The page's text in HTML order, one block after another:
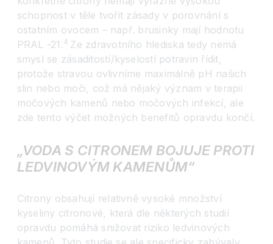
schopnost v těle tvořit zásady v porovnání s
ostatním ovocem – např. brusinky mají hodnotu
PRAL -21.4 Ze zdravotního hlediska tedy nemá
smysl se zásaditostí/kyselostí potravin řídit,
protože stravou ovlivníme maximálně pH našich
slin nebo moči, což má nějaký význam v terapii
močových kamenů nebo močových infekcí, ale
zde tento výčet možných benefitů opravdu končí.
„VODA S CITRONEM BOJUJE PROTI
LEDVINOVÝM KAMENŮM“
Citrony obsahují relativně vysoké množství
kyseliny citronové, která dle některých studií
opravdu pomáhá snižovat riziko ledvinových